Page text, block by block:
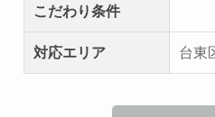
こだわり条件
対応エリア 台東